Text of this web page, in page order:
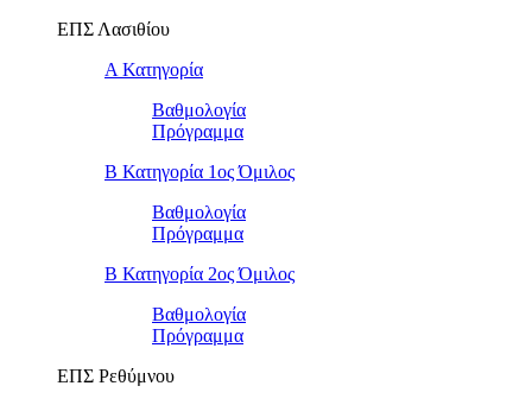
ΕΠΣ Λασιθίου
Α Κατηγορία
Βαθμολογία
Πρόγραμμα
Β Κατηγορία 1ος Όμιλος
Βαθμολογία
Πρόγραμμα
Β Κατηγορία 2ος Όμιλος
Βαθμολογία
Πρόγραμμα
ΕΠΣ Ρεθύμνου